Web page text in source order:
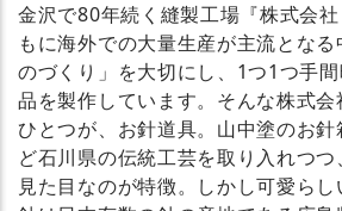
金沢で80年続く縫製工場『株式会
もに海外での大量生産が主流とな
のづくり」を大切にし、1つ1つ手
品を製作しています。そんな株式
ひとつが、お針道具。山中塗のお
ど石川県の伝統工芸を取り入れつ
見た目なのが特徴。しかし可愛ら